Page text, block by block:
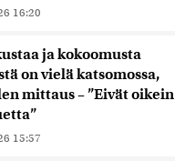
16:20
ja kokoomusta
on vielä katsomossa,
mittaus – ”Eivät oikein
15:57